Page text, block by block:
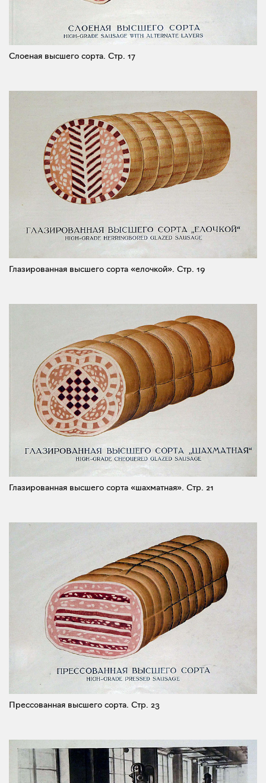
Слоеная высшего сорта. Стр. 17
Глазированная высшего сорта «елочкой». Стр. 19
Глазированная высшего сорта «шахматная». Стр. 21
Прессованная высшего сорта. Стр. 23